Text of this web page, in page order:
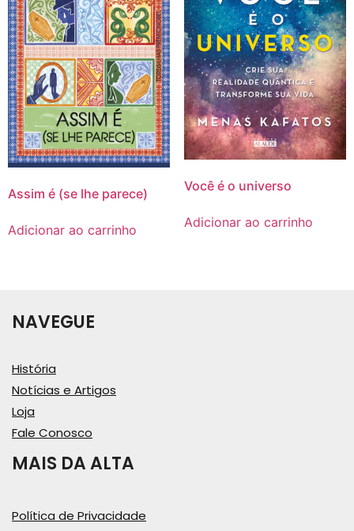
Assim é (se lhe parece)
Adicionar ao carrinho
Você é o universo
Adicionar ao carrinho
NAVEGUE
História
Notícias e Artigos
Loja
Fale Conosco
MAIS DA ALTA
Política de Privacidade